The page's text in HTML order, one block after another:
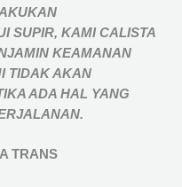
SUPIR, KAMICALISTA
KEAMANAN
TIDAK AKAN
ADA HAL YANG
.
TRANS